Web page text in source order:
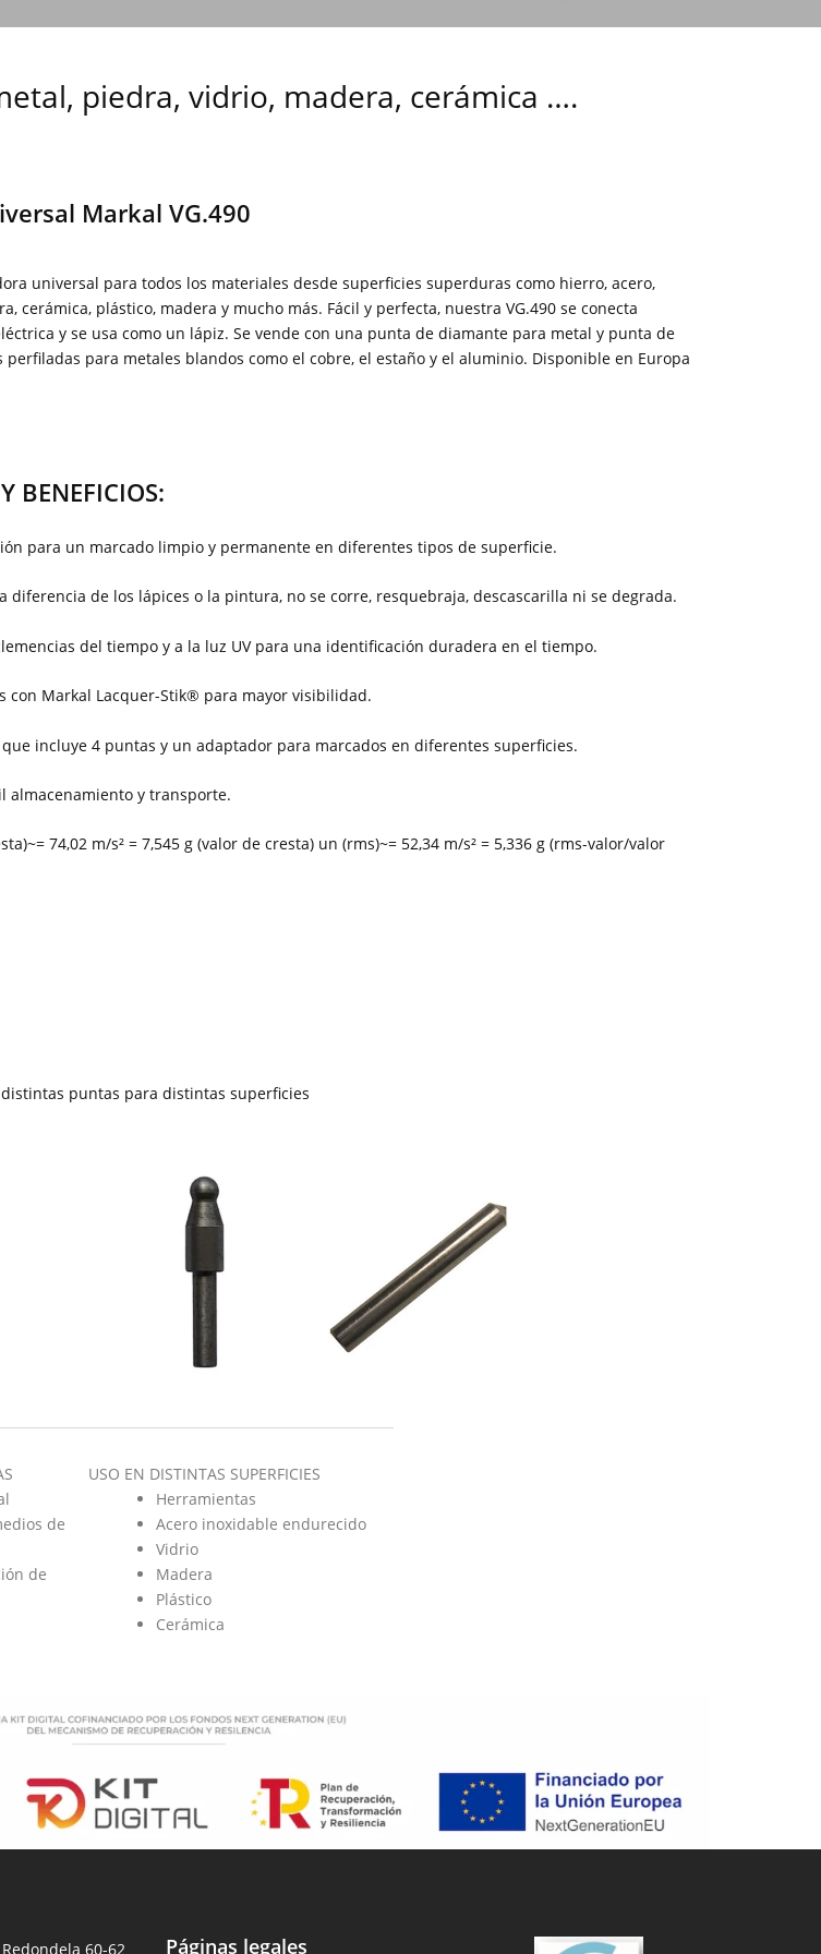
piedra, vidrio, madera, cerámica ….
Markal VG.490
universal para todos los materiales desde superficies superduras como hierro, acero,
cerámica, plástico, madera y mucho más. Fácil y perfecta, nuestra VG.490 se conecta
y se usa como un lápiz. Se vende con una punta de diamante para metal y punta de
para metales blandos como el cobre, el estaño y el aluminio. Disponible en Europa
BENEFICIOS:
para un marcado limpio y permanente en diferentes tipos de superficie.
diferencia de los lápices o la pintura, no se corre, resquebraja, descascarilla ni se degrada.
del tiempo y a la luz UV para una identificación duradera en el tiempo.
con Markal Lacquer-Stik® para mayor visibilidad.
que incluye 4 puntas y un adaptador para marcados en diferentes superficies.
almacenamiento y transporte.
74,02 m/s² = 7,545 g (valor de cresta) un (rms)~= 52,34 m/s² = 5,336 g (rms-valor/valor
puntas para distintas superficies
de
de
USO EN DISTINTAS SUPERFICIES
Herramientas
Acero inoxidable endurecido
Vidrio
Madera
Plástico
Cerámica
60-62 Páginas legales